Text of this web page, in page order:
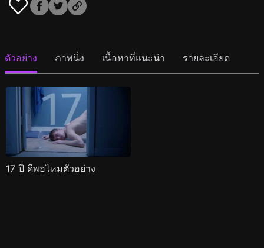
ตัวอย่าง ภาพนิ่ง เนื้อหาที่แนะนำ รายละเอียด
17 ปี ดีพอไหมตัวอย่าง